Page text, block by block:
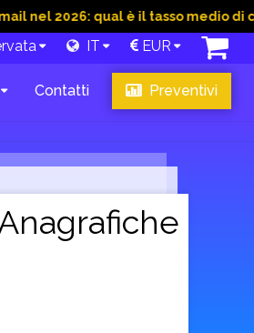
qual è il tasso medio di
IT EUR
Contatti Preventivi